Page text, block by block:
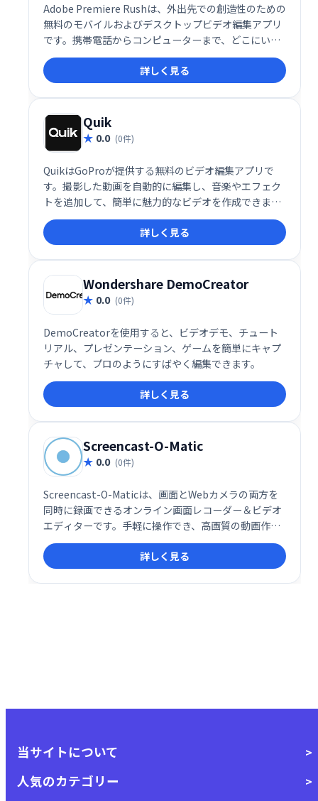
Adobe Premiere Rushは、外出先での創造性のための
無料のモバイルおよびデスクトップビデオ編集アプリ
です。携帯電話からコンピューターまで、どこにいて
も高品質のビデオを撮影、編集、共有できます。楽し
く、直感的で、ソーシャルメディアと同じくらい高速
で、フォロワーのフィードに出演する最も簡単な方法
です。
詳しく見る
Quik
0.0 (0件)
QuikはGoProが提供する無料のビデオ編集アプリで
す。撮影した動画を自動的に編集し、音楽やエフェク
トを追加して、簡単に魅力的なビデオを作成できま
す。直感的な操作性で、初心者でも手軽に高品質な動
画編集を楽しめます。GoProユーザーだけでなく、あ
らゆる動画編集ニーズに対応する便利なアプリです。
詳しく見る
Wondershare DemoCreator
0.0 (0件)
DemoCreatorを使用すると、ビデオデモ、チュート
リアル、プレゼンテーション、ゲームを簡単にキャプ
チャして、プロのようにすばやく編集できます。
詳しく見る
Screencast-O-Matic
0.0 (0件)
Screencast-O-Maticは、画面とWebカメラの両方を
同時に録画できるオンライン画面レコーダー＆ビデオ
エディターです。手軽に操作でき、高画質の動画作成
をサポート。オンライン学習、プレゼンテーション、
チュートリアル動画制作などに最適です。
詳しく見る
当サイトについて
人気のカテゴリー